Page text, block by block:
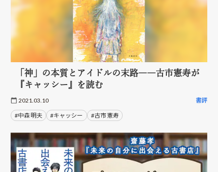
「神」の本質とアイドルの末路――古市憲寿が
『キャッシー』を読む
2021.03.10 書評
#中森 明夫 #キャッシー #古市 憲寿